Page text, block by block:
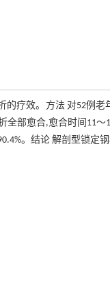
的疗效。方法 对52例
全部愈合,愈合时间11
。结论 解剖型锁